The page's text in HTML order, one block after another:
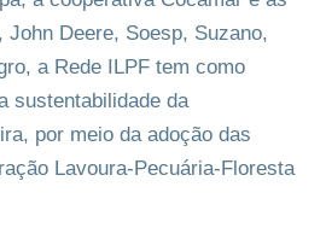
Deere, Soesp, Suzano,
a Rede ILPF tem como
sustentabilidade da
por meio da adoção das
Lavoura-Pecuária-Floresta